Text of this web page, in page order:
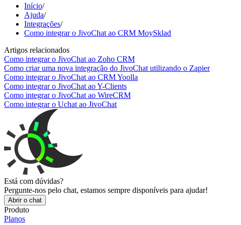
Início/
Ajuda/
Integrações/
Como integrar o JivoChat ao CRM MoySklad
Artigos relacionados
Como integrar o JivoChat ao Zoho CRM
Como criar uma nova integração do JivoChat utilizando o Zapier
Como integrar o JivoChat ao CRM Yoolla
Como integrar o JivoChat ao Y-Clients
Como integrar o JivoChat ao WireCRM
Como integrar o Uchat ao JivoChat
Está com dúvidas?
Pergunte-nos pelo chat, estamos sempre disponíveis para ajudar!
Abrir o chat
Produto
Planos